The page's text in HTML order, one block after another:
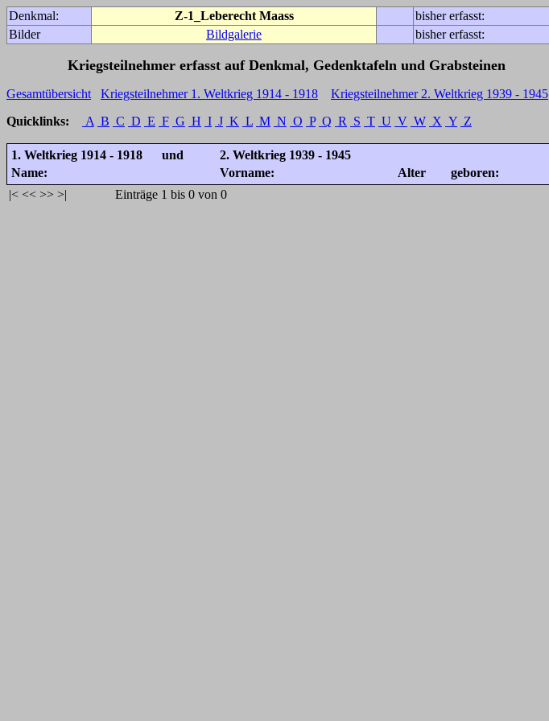
Denkmal: Z-1_Leberecht Maass bisher erfasst:
Bilder
Bildgalerie bisher erfasst:
Kriegsteilnehmer erfasst auf Denkmal, Gedenktafeln und Grabsteinen
Gesamtübersicht Kriegsteilnehmer 1. Weltkrieg 1914 - 1918
Kriegsteilnehmer 2. Weltkrieg 1939 - 1945
Quicklinks:
A B C D E F G H I J K L M N O P Q R S T U V W X Y Z
1. Weltkrieg 1914 - 1918 und
2. Weltkrieg 1939 - 1945
Name:
Vorname: Alter geboren:
|< << >> >| Einträge 1 bis 0 von 0